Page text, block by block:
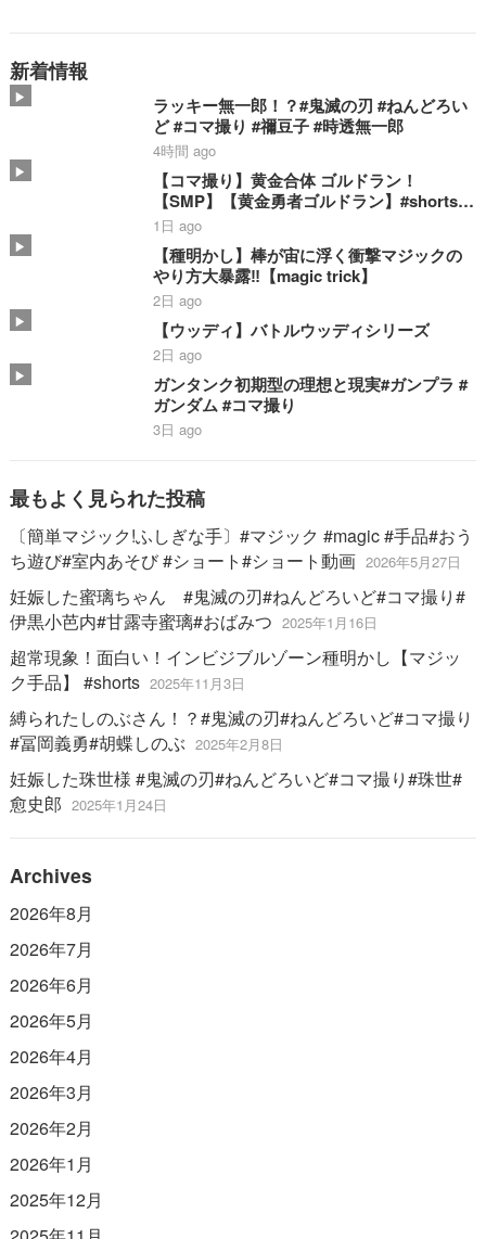
新着情報
ラッキー無一郎！？#鬼滅の刃 #ねんどろい
ど #コマ撮り #禰豆子 #時透無一郎
4時間 ago
【コマ撮り】黄金合体 ゴルドラン！
【SMP】【黄金勇者ゴルドラン】#shorts #
ゴルドラン #smp #stopmotion #黄金合体
＃勇者 #bandai
1日 ago
【種明かし】棒が宙に浮く衝撃マジックの
やり方大暴露‼️【magic trick】
2日 ago
【ウッディ】バトルウッディシリーズ
2日 ago
ガンタンク初期型の理想と現実#ガンプラ #
ガンダム #コマ撮り
3日 ago
最もよく見られた投稿
〔簡単マジック!ふしぎな手〕#マジック #magic #手品#おう
ち遊び#室内あそび #ショート#ショート動画 2026年5月27日
妊娠した蜜璃ちゃん #鬼滅の刃#ねんどろいど#コマ撮り#
伊黒小芭内#甘露寺蜜璃#おばみつ 2025年1月16日
超常現象！面白い！インビジブルゾーン種明かし【マジッ
ク手品】 #shorts 2025年11月3日
縛られたしのぶさん！？#鬼滅の刃#ねんどろいど#コマ撮り
#冨岡義勇#胡蝶しのぶ 2025年2月8日
妊娠した珠世様 #鬼滅の刃#ねんどろいど#コマ撮り#珠世#
愈史郎 2025年1月24日
Archives
2026年8月
2026年7月
2026年6月
2026年5月
2026年4月
2026年3月
2026年2月
2026年1月
2025年12月